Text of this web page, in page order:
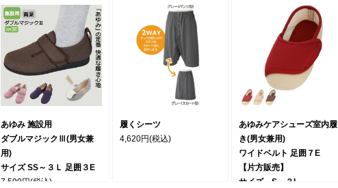
あゆみ 施設用
ダブルマジックⅢ(男女兼
用)
サイズ SS～３Ｌ 足囲３E
7,590円(税込)
履くシーツ
4,620円(税込)
あゆみケアシューズ室内履
き(男女兼用)
ワイドベルト 足囲７E
【片方販売】
サイズ S～３L